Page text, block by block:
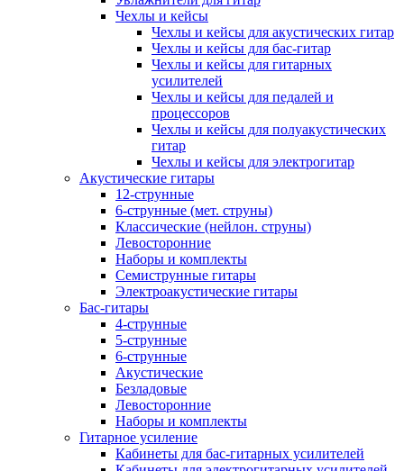
Чехлы и кейсы
Чехлы и кейсы для акустических гитар
Чехлы и кейсы для бас-гитар
Чехлы и кейсы для гитарных
усилителей
Чехлы и кейсы для педалей и
процессоров
Чехлы и кейсы для полуакустических
гитар
Чехлы и кейсы для электрогитар
Акустические гитары
12-струнные
6-струнные (мет. струны)
Классические (нейлон. струны)
Левосторонние
Наборы и комплекты
Семиструнные гитары
Электроакустические гитары
Бас-гитары
4-струнные
5-струнные
6-струнные
Акустические
Безладовые
Левосторонние
Наборы и комплекты
Гитарное усиление
Кабинеты для бас-гитарных усилителей